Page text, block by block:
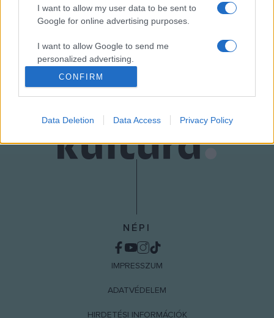
I want to allow my user data to be sent to
Google for online advertising purposes.
I want to allow Google to send me
personalized advertising.
I want to allow Google to enable storage
related to analytics like cookies on web or
related to functionality of the website or app.
related to security, including authentication
CONFIRM
Data Deletion Data Access Privacy Policy
VELENCEI NEMZETKÖZI FILMFESZTIVÁL
MEGOSZTÁS
NÉPI
IMPRESSZUM
ADATVÉDELEM
HIRDETÉSI INFORMÁCIÓK